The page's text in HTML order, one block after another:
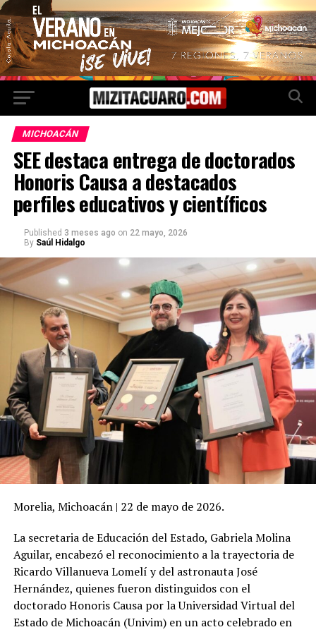
MICHOACÁN
SEE destaca entrega de doctorados
Honoris Causa a destacados
perfiles educativos y científicos
Published 3 meses ago on 22 mayo, 2026
By Saúl Hidalgo
Morelia, Michoacán | 22 de mayo de 2026.
La secretaria de Educación del Estado, Gabriela Molina
Aguilar, encabezó el reconocimiento a la trayectoria de
Ricardo Villanueva Lomelí y del astronauta José
Hernández, quienes fueron distinguidos con el
doctorado Honoris Causa por la Universidad Virtual del
Estado de Michoacán (Univim) en un acto celebrado en